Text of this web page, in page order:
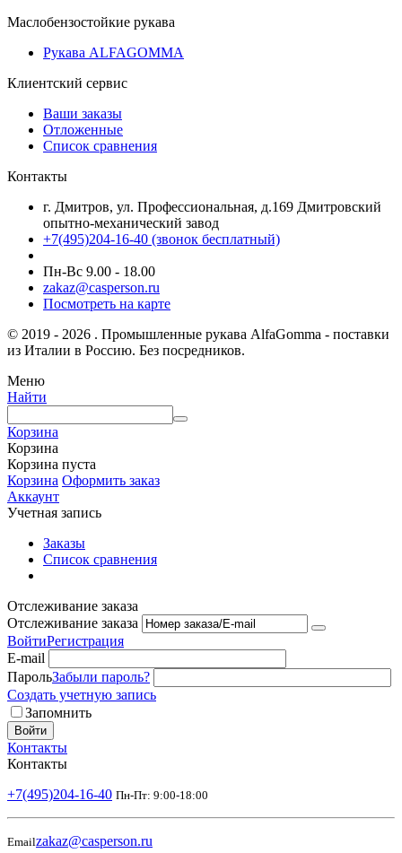
Маслобензостойкие рукава
Рукава ALFAGOMMA
Клиентский сервис
Ваши заказы
Отложенные
Список сравнения
Контакты
г. Дмитров, ул. Профессиональная, д.169 Дмитровский
опытно-механический завод
+7(495)204-16-40 (звонок бесплатный)
Пн-Вс 9.00 - 18.00
zakaz@casperson.ru
Посмотреть на карте
© 2019 - 2026 . Промышленные рукава AlfaGomma - поставки
из Италии в Россию. Без посредников.
Меню
Найти
Корзина
Корзина
Корзина пуста
Корзина Оформить заказ
Аккаунт
Учетная запись
Заказы
Список сравнения
Отслеживание заказа
Отслеживание заказа
ВойтиРегистрация
E-mail
ПарольЗабыли пароль?
Создать учетную запись
Запомнить
Войти
Контакты
Контакты
+7(495)204-16-40 Пн-Пт: 9:00-18:00
Emailzakaz@casperson.ru